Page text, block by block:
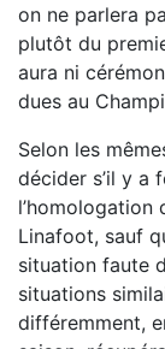
on ne parlera
plutôt du
aura ni
dues au
Selon les
décider s’il y a
l’homologation
Linafoot, sauf
situation faute
situations
différemment,